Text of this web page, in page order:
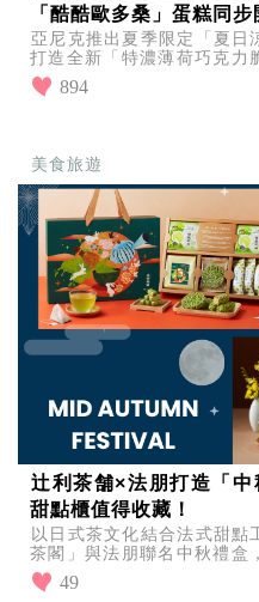
「酷酷歐多桑」蛋糕同步
亞尼克推出夏季限定「夏日
打造全新「特濃薄荷巧克力
酷歐多桑」造型蛋糕也可愛
894
美食旅遊
辻利茶舗×法朋打造「
甜點櫃值得收藏！
以日式茶文化結合法式甜點
茶閣」與法朋聯名中秋禮盒
抹茶「丸韻」及限定茶點一
禮選
49